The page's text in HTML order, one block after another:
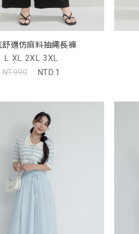
適仿麻料抽繩長褲
L XL 2XL 3XL
NT.990
NTD.1